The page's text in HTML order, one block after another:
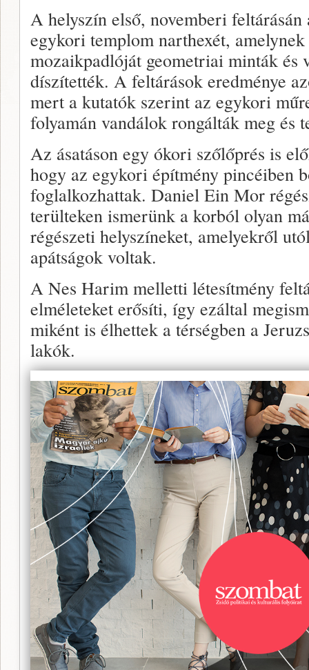
A helyszín első, novemberi
egykori templom narthexét,
mozaikpadlóját geometriai minták és
díszítették. A feltárások eredménye
mert a kutatók szerint az egykori
folyamán vandálok rongálták meg és
Az ásatáson egy ókori szőlőprés is
hogy az egykori építmény pincéiben
foglalkozhattak. Daniel Ein Mor
terülteken ismerünk a korból olyan
régészeti helyszíneket, amelyekről
apátságok voltak.
A Nes Harim melletti létesítmény
elméleteket erősíti, így ezáltal
miként is élhettek a térségben a
lakók.